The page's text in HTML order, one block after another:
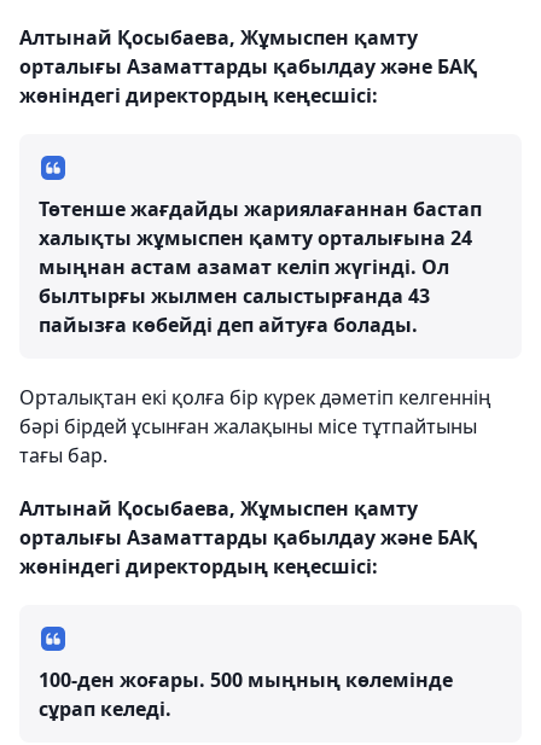
Алтынай Қосыбаева, Жұмыспен қамту
орталығы Азаматтарды қабылдау және БАҚ
жөніндегі директордың кеңесшісі:
Төтенше жағдайды жариялағаннан бастап
халықты жұмыспен қамту орталығына 24
мыңнан астам азамат келіп жүгінді. Ол
былтырғы жылмен салыстырғанда 43
пайызға көбейді деп айтуға болады.
Орталықтан екі қолға бір күрек дәметіп келгеннің
бәрі бірдей ұсынған жалақыны місе тұтпайтыны
тағы бар.
Алтынай Қосыбаева, Жұмыспен қамту
орталығы Азаматтарды қабылдау және БАҚ
жөніндегі директордың кеңесшісі:
100-ден жоғары. 500 мыңның көлемінде
сұрап келеді.